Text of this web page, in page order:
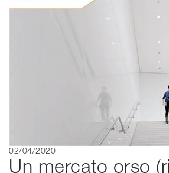
02/04/2020
Un mercato orso